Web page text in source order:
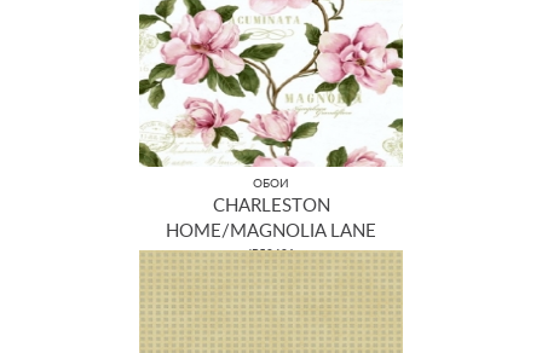
ОБОИ
CHARLESTON
HOME/MAGNOLIA LANE
JB50401